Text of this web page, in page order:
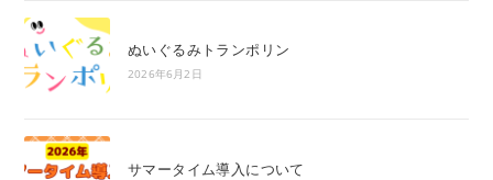
ぬいぐるみトランポリン
2026年6月2日
サマータイム導入について